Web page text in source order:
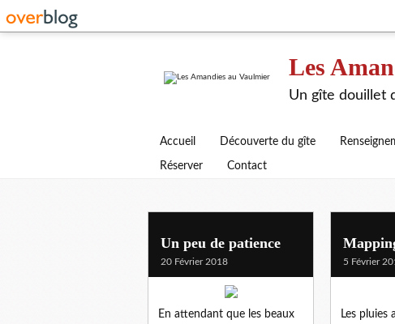
Les
Un gîte douillet
Accueil Découverte du gîte
Réserver Contact
Un peu de patience
20 Février 2018
En attendant que les beaux
5 Février
Les pluies